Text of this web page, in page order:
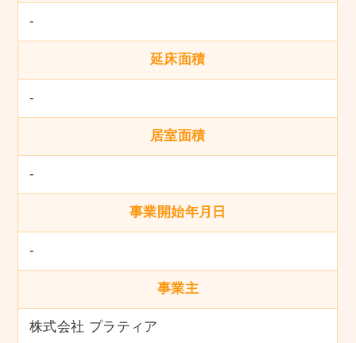
-
延床面積
-
居室面積
-
事業開始年月日
-
事業主
株式会社 プラティア